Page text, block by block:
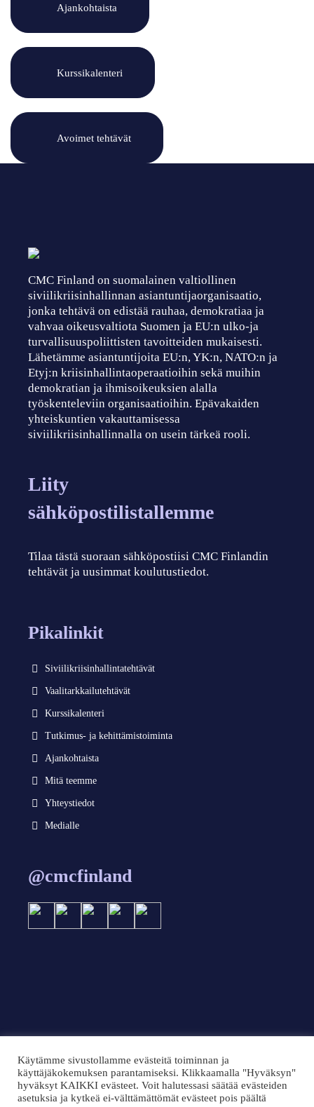
Ajankohtaista
Kurssikalenteri
Avoimet tehtävät
CMC Finland on suomalainen valtiollinen
siviilikriisinhallinnan asiantuntijaorganisaatio,
jonka tehtävä on edistää rauhaa, demokratiaa ja
vahvaa oikeusvaltiota Suomen ja EU:n ulko-ja
turvallisuuspoliittisten tavoitteiden mukaisesti.
Lähetämme asiantuntijoita EU:n, YK:n, NATO:n ja
Etyj:n kriisinhallintaoperaatioihin sekä muihin
demokratian ja ihmisoikeuksien alalla
työskenteleviin organisaatioihin. Epävakaiden
yhteiskuntien vakauttamisessa
siviilikriisinhallinnalla on usein tärkeä rooli.
Liity
sähköpostilistallemme
Tilaa tästä suoraan sähköpostiisi CMC Finlandin
tehtävät ja uusimmat koulutustiedot.
Pikalinkit
Siviilikriisinhallintatehtävät
Vaalitarkkailutehtävät
Kurssikalenteri
Tutkimus- ja kehittämistoiminta
Ajankohtaista
Mitä teemme
Yhteystiedot
Medialle
@cmcfinland
© 2024 CMC Finland 2024
Tietoa sivusta
Käytämme sivustollamme evästeitä toiminnan ja
käyttäjäkokemuksen parantamiseksi. Klikkaamalla "Hyväksyn"
hyväksyt KAIKKI evästeet. Voit halutessasi säätää evästeiden
asetuksia ja kytkeä ei-välttämättömät evästeet pois päältä